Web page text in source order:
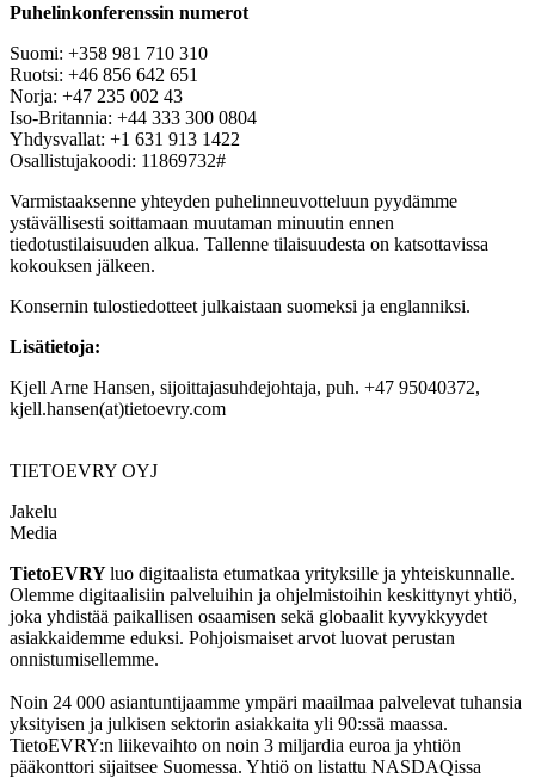
Puhelinkonferenssin numerot
Suomi: +358 981 710 310
Ruotsi: +46 856 642 651
Norja: +47 235 002 43
Iso-Britannia: +44 333 300 0804
Yhdysvallat: +1 631 913 1422
Osallistujakoodi: 11869732#
Varmistaaksenne yhteyden puhelinneuvotteluun pyydämme
ystävällisesti soittamaan muutaman minuutin ennen
tiedotustilaisuuden alkua. Tallenne tilaisuudesta on katsottavissa
kokouksen jälkeen.
Konsernin tulostiedotteet julkaistaan suomeksi ja englanniksi.
Lisätietoja:
Kjell Arne Hansen, sijoittajasuhdejohtaja, puh. +47 95040372,
kjell.hansen(at)tietoevry.com
TIETOEVRY OYJ
Jakelu
Media
TietoEVRYluo digitaalista etumatkaa yrityksille ja yhteiskunnalle.
Olemme digitaalisiin palveluihin ja ohjelmistoihin keskittynyt yhtiö,
joka yhdistää paikallisen osaamisen sekä globaalit kyvykkyydet
asiakkaidemme eduksi. Pohjoismaiset arvot luovat perustan
onnistumisellemme.
Noin 24 000 asiantuntijaamme ympäri maailmaa palvelevat tuhansia
yksityisen ja julkisen sektorin asiakkaita yli 90:ssä maassa.
TietoEVRY:n liikevaihto on noin 3 miljardia euroa ja yhtiön
pääkonttori sijaitsee Suomessa. Yhtiö on listattu NASDAQissa